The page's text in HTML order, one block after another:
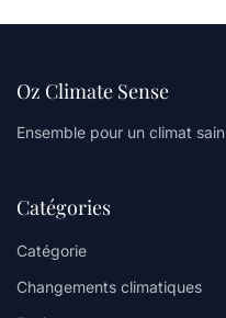
Oz Climate Sense
Ensemble pour un climat sain
Catégories
Catégorie
Changements climatiques